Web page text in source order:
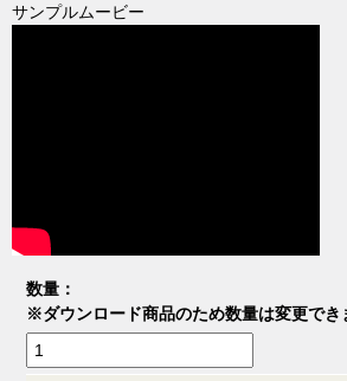
サンプルムービー
数量：
※ダウンロード商品のため数量は変更でき